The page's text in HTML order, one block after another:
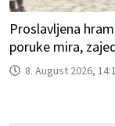
Proslavljena
poruke mira,
8. August 2026,